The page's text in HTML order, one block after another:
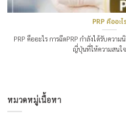
PRP คืออะไ
PRP คืออะไร การฉีดPRP กำลังได้รับควา
ญี่ปุ่นที่ให้ความสนใจ
หมวดหมู่เนื้อหา